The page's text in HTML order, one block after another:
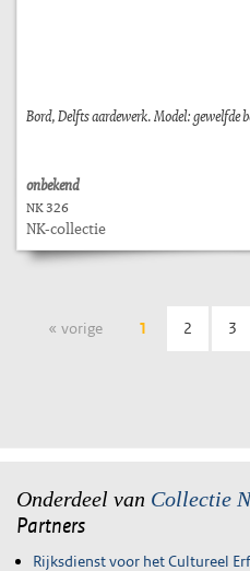
Bord, Delfts aardewerk. Model: gewelfde
onbekend
NK 326
NK-collectie
« vorige 1 2 3
Onderdeel van Collectie
Partners
Rijksdienst voor het Cultureel